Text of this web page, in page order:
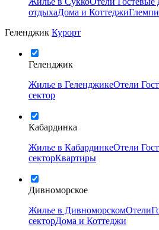
отдыхаДома и Коттеджи
Геленджик Курорт
Геленджик
Жилье в ГеленджикеОтели
сектор
Кабардинка
Жилье в КабардинкеОтели
секторКвартиры
Дивноморское
Жилье в ДивноморскомОтели
секторДома и Коттеджи